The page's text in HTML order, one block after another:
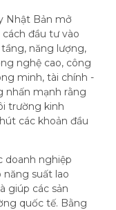
Nhật Bản mở
đầu tư vào
năng lượng,
nghệ cao, công
minh, tài chính -
nhấn mạnh rằng
trường kinh
các khoản đầu
doanh nghiệp
suất lao
giúp các sản
quốc tế. Bằng